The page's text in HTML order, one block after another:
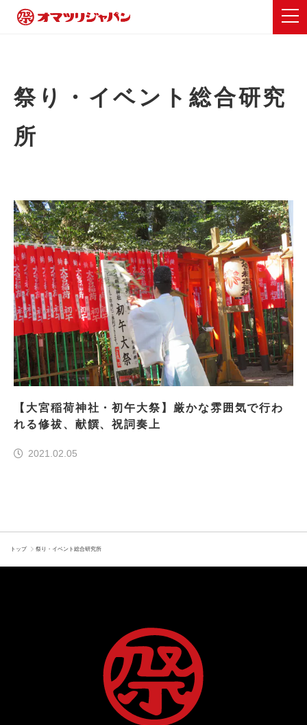
祭り・イベント総合研究
所
【大宮稲荷神社・初午大祭】厳かな雰囲気で行わ
れる修祓、献饌、祝詞奏上
2021.02.05
トップ 祭り・イベント総合研究所